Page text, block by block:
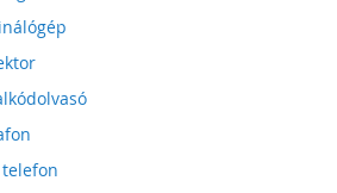
telefon